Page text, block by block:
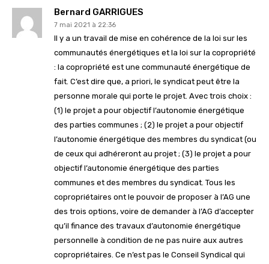
Bernard GARRIGUES
7 mai 2021 à 22:36
Il y a un travail de mise en cohérence de la loi sur les
communautés énergétiques et la loi sur la copropriété
: la copropriété est une communauté énergétique de
fait. C’est dire que, a priori, le syndicat peut être la
personne morale qui porte le projet. Avec trois choix :
(1) le projet a pour objectif l’autonomie énergétique
des parties communes ; (2) le projet a pour objectif
l’autonomie énergétique des membres du syndicat (ou
de ceux qui adhéreront au projet ; (3) le projet a pour
objectif l’autonomie énergétique des parties
communes et des membres du syndicat. Tous les
copropriétaires ont le pouvoir de proposer à l’AG une
des trois options, voire de demander à l’AG d’accepter
qu’il finance des travaux d’autonomie énergétique
personnelle à condition de ne pas nuire aux autres
copropriétaires. Ce n’est pas le Conseil Syndical qui